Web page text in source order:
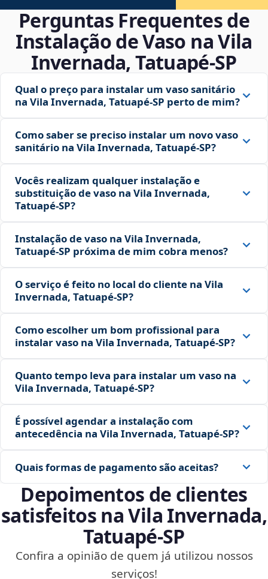
Perguntas Frequentes de
Instalação de Vaso na Vila
Invernada, Tatuapé‑SP
Qual o preço para instalar um vaso sanitário
na Vila Invernada, Tatuapé‑SP perto de mim?
Como saber se preciso instalar um novo vaso
sanitário na Vila Invernada, Tatuapé‑SP?
Vocês realizam qualquer instalação e
substituição de vaso na Vila Invernada,
Tatuapé‑SP?
Instalação de vaso na Vila Invernada,
Tatuapé‑SP próxima de mim cobra menos?
O serviço é feito no local do cliente na Vila
Invernada, Tatuapé‑SP?
Como escolher um bom profissional para
instalar vaso na Vila Invernada, Tatuapé‑SP?
Quanto tempo leva para instalar um vaso na
Vila Invernada, Tatuapé‑SP?
É possível agendar a instalação com
antecedência na Vila Invernada, Tatuapé‑SP?
Quais formas de pagamento são aceitas?
Depoimentos de clientes
satisfeitos na Vila Invernada,
Tatuapé‑SP
Confira a opinião de quem já utilizou nossos
serviços!